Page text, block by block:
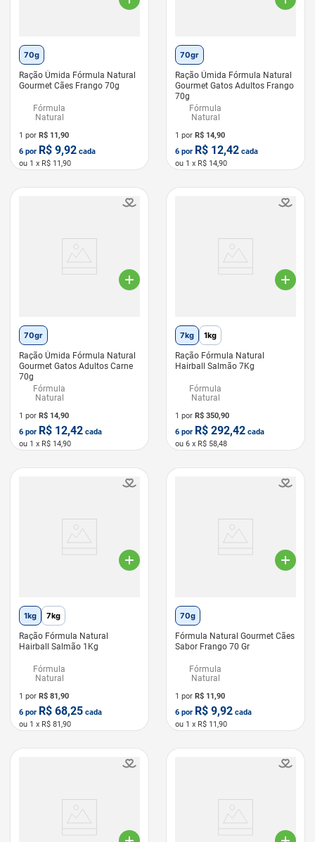
70g
Ração Úmida Fórmula Natural
Gourmet Cães Frango 70g
Fórmula
Natural
1 por R$ 11,90
6 por R$ 9,92 cada
ou 1 x R$ 11,90
70gr
Ração Úmida Fórmula Natural
Gourmet Gatos Adultos Frango
70g
Fórmula
Natural
1 por R$ 14,90
6 por R$ 12,42 cada
ou 1 x R$ 14,90
70gr
Ração Úmida Fórmula Natural
Gourmet Gatos Adultos Carne
70g
Fórmula
Natural
1 por R$ 14,90
6 por R$ 12,42 cada
ou 1 x R$ 14,90
7kg 1kg
Ração Fórmula Natural
Hairball Salmão 7Kg
Fórmula
Natural
1 por R$ 350,90
6 por R$ 292,42 cada
ou 6 x R$ 58,48
1kg 7kg
Ração Fórmula Natural
Hairball Salmão 1Kg
Fórmula
Natural
1 por R$ 81,90
6 por R$ 68,25 cada
ou 1 x R$ 81,90
70g
Fórmula Natural Gourmet Cães
Sabor Frango 70 Gr
Fórmula
Natural
1 por R$ 11,90
6 por R$ 9,92 cada
ou 1 x R$ 11,90